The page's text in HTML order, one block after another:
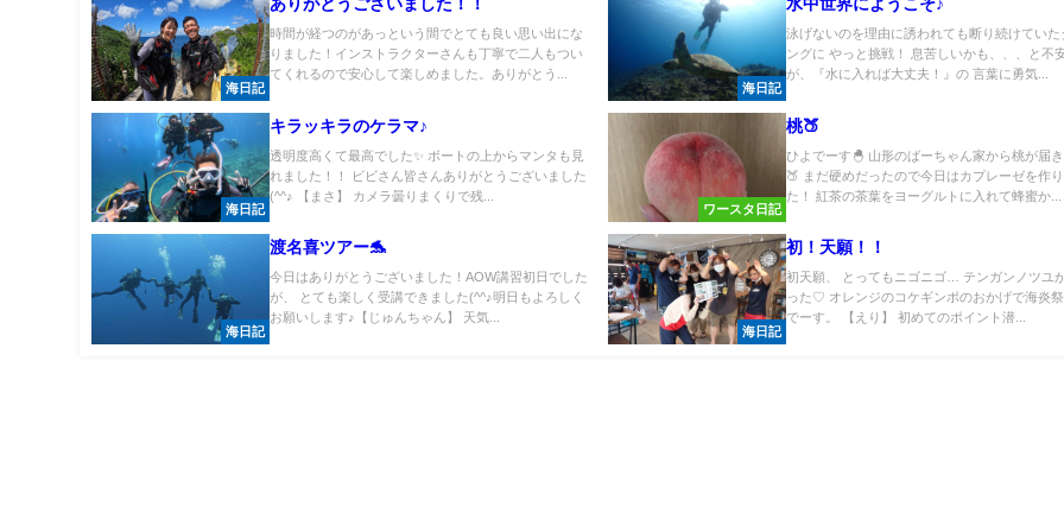
海日記
ありがとうございました！！
時間が経つのがあっという間でとても良い思い出にな
りました！インストラクターさんも丁寧で二人もつい
てくれるので安心して楽しめました。ありがとう...
海日記
水中世界にようこそ♪
泳げないのを理由に誘われても断り続けていた
ングに やっと挑戦！ 息苦しいかも、、、と不
が、『水に入れば大丈夫！』の 言葉に勇気...
海日記
キラッキラのケラマ♪
透明度高くて最高でした✨ ボートの上からマンタも見
れました！！ ビビさん皆さんありがとうございました
(^^♪ 【まさ】 カメラ曇りまくりで残...
ワースタ日記
桃🍑
ひよでーす🐣 山形のばーちゃん家から桃が届
🍑 まだ硬めだったので今日はカプレーゼを作
た！ 紅茶の茶葉をヨーグルトに入れて蜂蜜か...
海日記
渡名喜ツアー🐬
今日はありがとうございました！AOW講習初日でした
が、 とても楽しく受講できました(^^♪明日もよろしく
お願いします♪【じゅんちゃん】 天気...
海日記
初！天願！！
初天願、 とってもニゴニゴ… テンガンノツユ
った♡ オレンジのコケギンポのおかげで海炎
でーす。 【えり】 初めてのポイント潜...